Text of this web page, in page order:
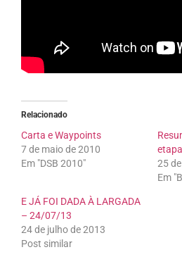
Relacionado
Carta e Waypoints
7 de maio de 2010
Em "DSB 2010"
25
Em
E JÁ FOI DADA À LARGADA
– 24/07/13
24 de julho de 2013
Post similar